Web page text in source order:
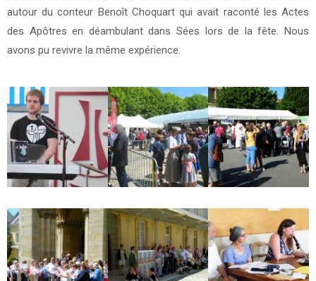
autour du conteur Benoît Choquart qui avait raconté les Actes
des Apôtres en déambulant dans Sées lors de la fête. Nous
avons pu revivre la même expérience.